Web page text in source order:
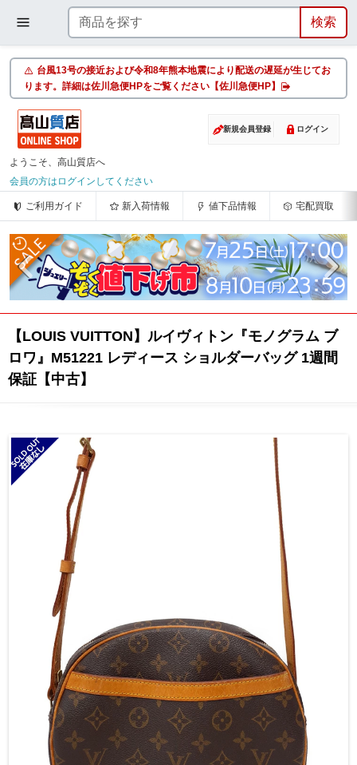
台風13号の接近および令和8年熊本地震により配送の遅延が生じてお
ります。詳細は佐川急便HPをご覧ください【佐川急便HP】
新規会員登録 ログイン
ようこそ、高山質店へ
会員の方はログインしてください
ご利用ガイド 新入荷情報 値下品情報 宅配買取
【LOUIS VUITTON】ルイヴィトン『モノグラム ブ
ロワ』M51221 レディース ショルダーバッグ 1週間
保証【中古】